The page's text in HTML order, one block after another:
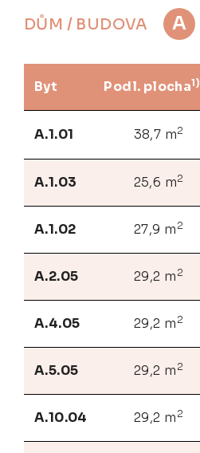
DŮM / BUDOVA A
Byt Podl. plocha1)
A.1.01 38,7 m2
A.1.03 25,6 m2
A.1.02 27,9 m 2
A.2.05 29,2 m 2
A.4.05 29,2 m 2
A.5.05 29,2 m 2
A.10.04 29,2 m 2